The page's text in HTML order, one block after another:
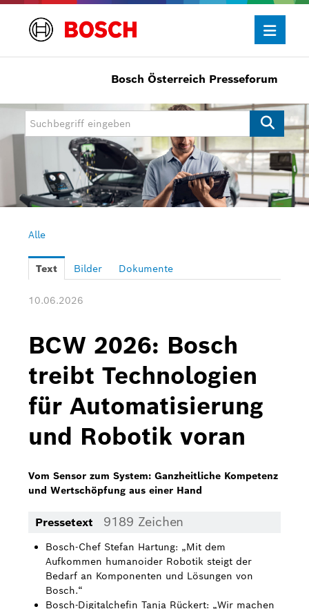
Presseinformationen
Allgemein/Wirtschaft
Bosch Innovationspreis
eBike Systems
Mobility
Power Tools
Buderus
Pressemappen
Hausgeräte
Downloads
Fotos
Videos
Über uns
Bosch in Österreich
Bosch Österreich Presseforum
Alle
Text Bilder Dokumente
10.06.2026
BCW 2026: Bosch
treibt Technologien
für Automatisierung
und Robotik voran
Vom Sensor zum System: Ganzheitliche Kompetenz
und Wertschöpfung aus einer Hand
Pressetext 9189 Zeichen
Bosch-Chef Stefan Hartung: „Mit dem
Aufkommen humanoider Robotik steigt der
Bedarf an Komponenten und Lösungen von
Bosch.“
Bosch-Digitalchefin Tanja Rückert: „Wir machen